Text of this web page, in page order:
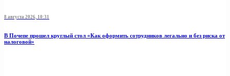
8 августа 2026, 10:31
В Почепе прошел круглый стол «Как оформить сотрудников легально и без риска от
налоговой»